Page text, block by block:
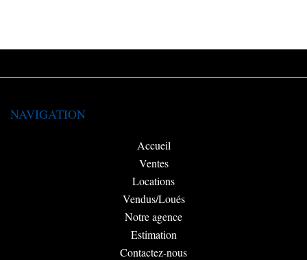
NAVIGATION
Accueil
Ventes
Locations
Vendus/Loués
Notre agence
Estimation
Contactez-nous